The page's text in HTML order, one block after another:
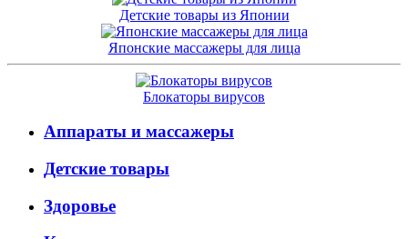
Детские товары из Японии
Японские массажеры для лица
Блокаторы вирусов
Аппараты и массажеры
Детские товары
Здоровье